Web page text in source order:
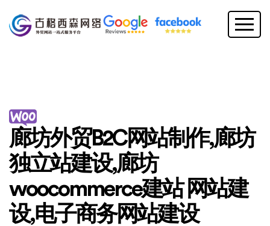
廊坊外贸B2C网站制作,廊坊
独立站建设,廊坊
woocommerce建站 网站建
设,电子商务网站建设